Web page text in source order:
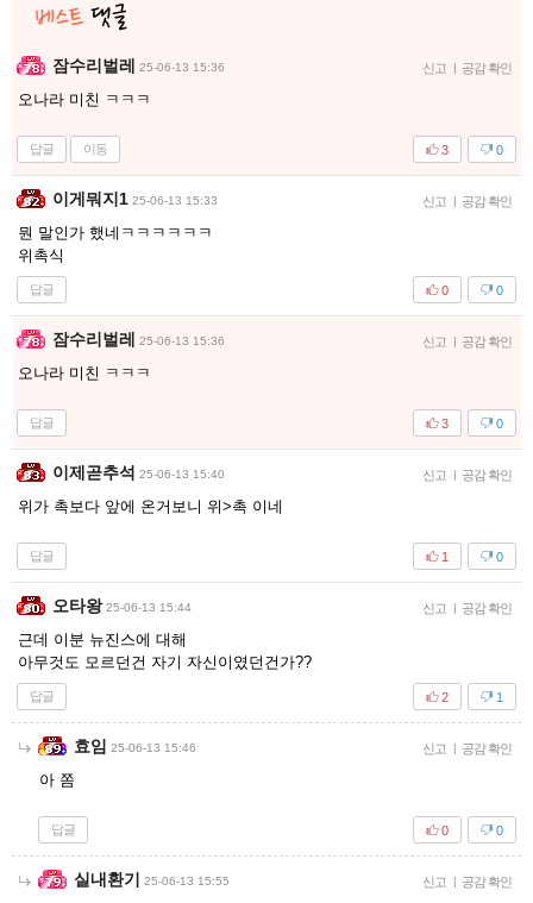
잠수리벌레 25-06-13 15:36 신고 공감 확인
오나라 미친 ㅋㅋㅋ
답글 이동 0
3
이게뭐지1 25-06-13 15:33 신고 공감 확인
뭔 말인가 했네ㅋㅋㅋㅋㅋㅋ
위촉식
답글 0
0
잠수리벌레 25-06-13 15:36 신고 공감 확인
오나라 미친 ㅋㅋㅋ
답글 0
3
이제곧추석 25-06-13 15:40 신고 공감 확인
위가 촉보다 앞에 온거보니 위>촉 이네
답글 0
1
오타왕 25-06-13 15:44 신고 공감 확인
근데 이분 뉴진스에 대해
아무것도 모르던건 자기 자신이였던건가??
답글 1
2
효임 25-06-13 15:46 신고 공감 확인
아 쫌
답글 0
0
실내환기 25-06-13 15:55 신고 공감 확인